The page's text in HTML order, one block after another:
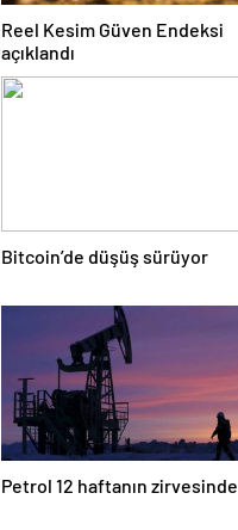
Reel Kesim Güven Endeksi
açıklandı
Bitcoin’de düşüş sürüyor
Petrol 12 haftanın zirvesinde